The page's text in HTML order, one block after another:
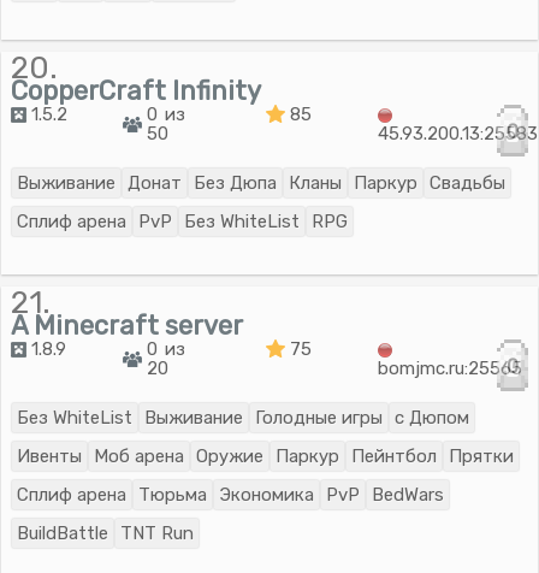
20.
CopperCraft Infinity
1.5.2
0 из
50
85
45.93.200.13:25583
0
Выживание Донат Без Дюпа Кланы Паркур
Свадьбы
Сплиф арена
PvP Без WhiteList RPG
21.
A Minecraft server
1.8.9
0 из
20
75
bomjmc.ru:25565
0
Без WhiteList Выживание Голодные игры
с Дюпом
Ивенты
Моб арена Оружие Паркур Пейнтбол
Прятки
Сплиф арена
Тюрьма Экономика PvP
BedWars
BuildBattle
TNT Run